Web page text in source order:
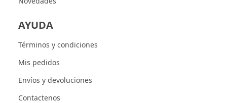
AYUDA
Términos y condiciones
Mis pedidos
Envíos y devoluciones
Contactenos